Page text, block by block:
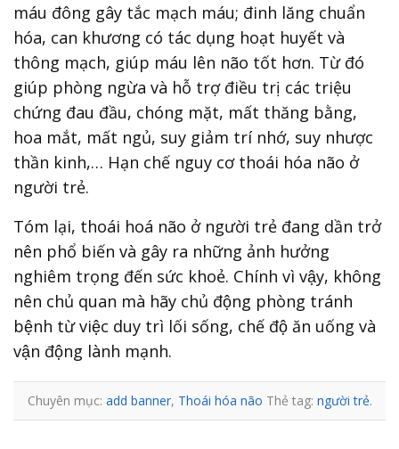
máu đông gây tắc mạch máu; đinh lăng chuẩn
hóa, can khương có tác dụng hoạt huyết và
thông mạch, giúp máu lên não tốt hơn. Từ đó
giúp phòng ngừa và hỗ trợ điều trị các triệu
chứng đau đầu, chóng mặt, mất thăng bằng,
hoa mắt, mất ngủ, suy giảm trí nhớ, suy nhược
thần kinh,… Hạn chế nguy cơ thoái hóa não ở
người trẻ.
Tóm lại, thoái hoá não ở người trẻ đang dần trở
nên phổ biến và gây ra những ảnh hưởng
nghiêm trọng đến sức khoẻ. Chính vì vậy, không
nên chủ quan mà hãy chủ động phòng tránh
bệnh từ việc duy trì lối sống, chế độ ăn uống và
vận động lành mạnh.
Chuyên mục: add banner, Thoái hóa não Thẻ tag: người trẻ.